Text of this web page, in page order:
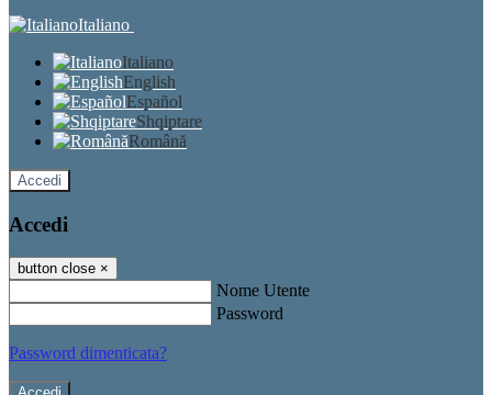
Italiano
Italiano
English
Español
Shqiptare
Română
Accedi
Accedi
button close ×
Nome Utente
Password
Password dimenticata?